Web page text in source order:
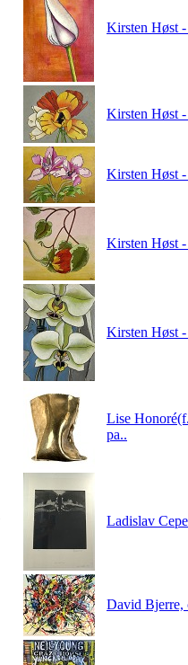
Kirsten Høst
Kirsten Høst
Kirsten Høst
Kirsten Høst
Kirsten Høst
Lise
pa..
Ladislav
David Bjerre,